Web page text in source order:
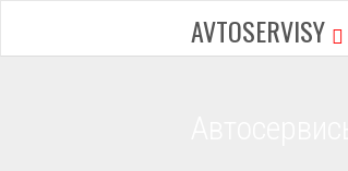
AVTOSERVISY